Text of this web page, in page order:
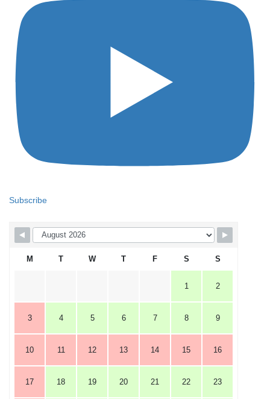
Subscribe
M T W T F S S
1 2
3 4 5 6 7 8 9
10 11 12 13 14 15 16
17 18 19 20 21 22 23